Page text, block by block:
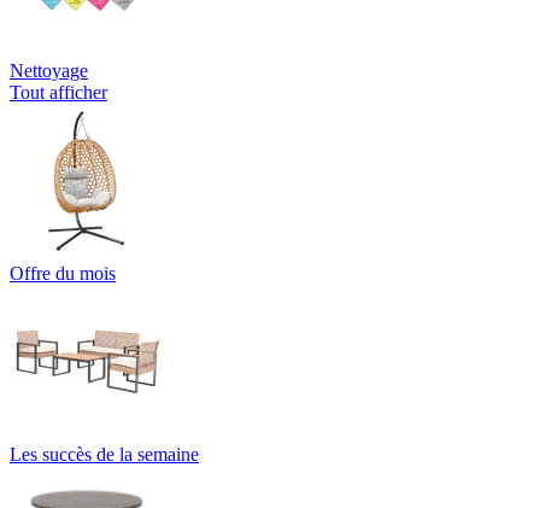
Nettoyage
Tout afficher
Offre du mois
Les succès de la semaine